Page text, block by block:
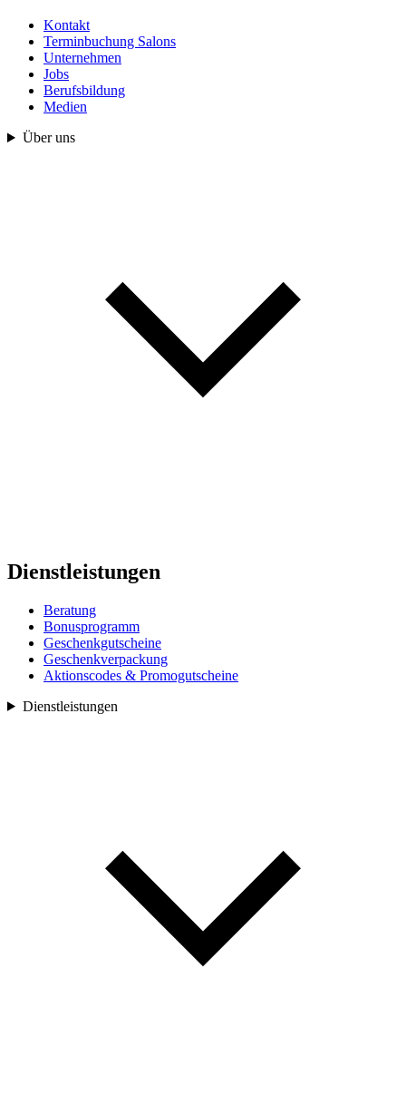
Kontakt
Terminbuchung Salons
Unternehmen
Jobs
Berufsbildung
Medien
Über uns
Dienstleistungen
Beratung
Bonusprogramm
Geschenkgutscheine
Geschenkverpackung
Aktionscodes & Promogutscheine
Dienstleistungen